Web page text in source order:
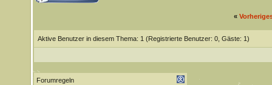
«
Aktive Benutzer in diesem Thema: 1 (Registrierte Benutzer: 0, Gäste: 1)
Forumregeln